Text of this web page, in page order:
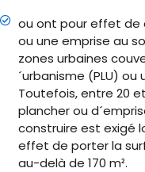
ou ont pour effet de
ou une emprise au
zones urbaines
´urbanisme (PLU)
Toutefois, entre 20
plancher ou
construire est exigé
effet de porter la
au-delà de 170 m².